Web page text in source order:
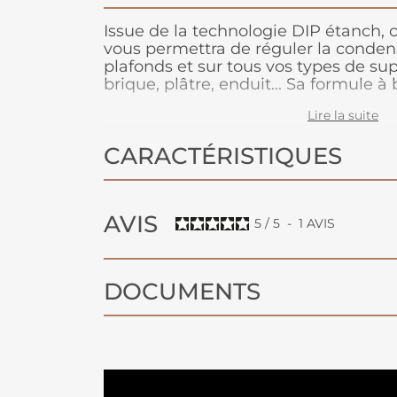
Issue de la technologie DIP étanch,
vous permettra de réguler la
plafonds et sur tous vos types de
brique, plâtre, enduit... Sa formule à
avec l’air extérieur et évite le choc
l’humidité ambiante (ne cloque pas,
microporeuse (laissant respirer le
en machine uniquement en teinte
Lire la suite
CARACTÉRISTIQUES
AVIS 5 / 5 - 1 AVIS
DOCUMENTS